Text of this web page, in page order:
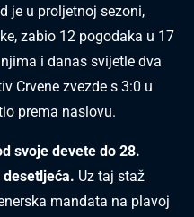
je u proljetnoj sezoni,
zabio 12 pogodaka u 17
i danas svijetle dva
Crvene zvezde s 3:0 u
prema naslovu.
svoje devete do 28.
Uz taj staž
mandata na plavoj